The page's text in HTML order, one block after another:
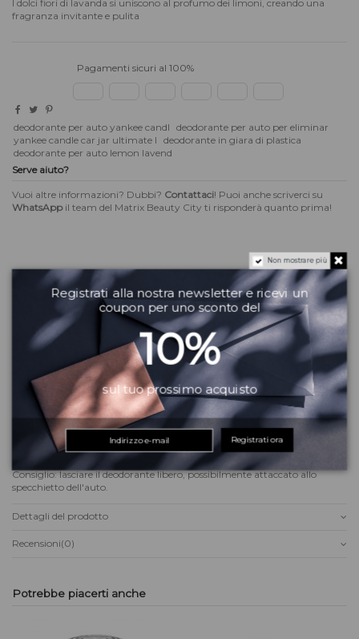
I dolci fiori di lavanda si uniscono al profumo dei limoni, creando una
fragranza invitante e pulita
Pagamenti sicuri al 100%
deodorante per auto yankee candl
deodorante per auto per eliminar
yankee candle car jar ultimate l
deodorante in giara di plastica
deodorante per auto lemon lavend
Serve aiuto?
Vuoi altre informazioni? Dubbi? Contattaci! Puoi anche scriverci su
WhatsAppil team del Matrix Beauty City ti risponderà quanto prima!
Descrizione
I dolci fiori di lavanda si uniscono al profumo dei limoni, creandoLemon
Lavender
una fragranza Yankee Candleinvitante e pulita
Note di testa: mandarino, limone e lavanda;
Note di cuore: arancia, eucalipto, note fruttate e petit Grain
Note di fondo: vaniglia e un tocco di spezie
Durata: 4 settimane
Peso: 30 gr
Dimensioni: 6,9x8.1 cm
Consiglio: lasciare il deodorante libero, possibilmente attaccato allo
specchietto dell'auto.
Dettagli del prodotto
Recensioni(0)
Potrebbe piacerti anche
Non mostrare più
Registrati alla nostra newsletter e ricevi un
coupon per uno sconto del
10%
sul tuo prossimo acquisto
Registrati ora